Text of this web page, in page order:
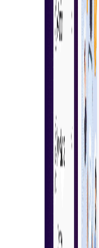
Bezoek de MarketPlace
Vereenvoudigde inkoop
Door ter plekke te
bedrijven
waardoor hun
de efficiëntie wordt
vermindert
toegang tot